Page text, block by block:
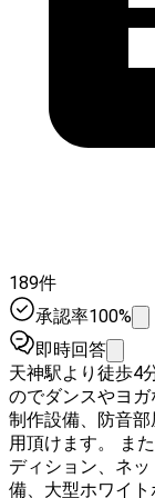
189件
承認率100%
即時回答
天神駅より徒歩4
のでダンスやヨ
制作設備、防音
用頂けます。 ま
ディション、ネ
備、大型ホワイ